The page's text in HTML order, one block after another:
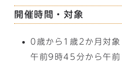
開催時間・対象
0歳から1歳2か月対象
午前9時45分から午